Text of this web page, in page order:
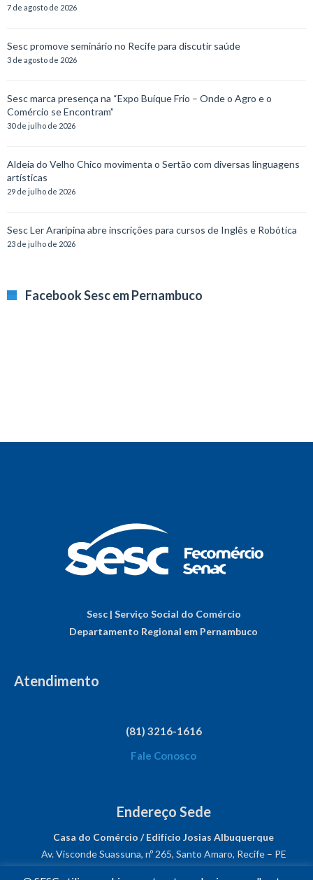
7 de agosto de 2026
Sesc promove seminário no Recife para discutir saúde
3 de agosto de 2026
Sesc marca presença na “Expo Buíque Frio – Onde o Agro e o
Comércio se Encontram”
30 de julho de 2026
Aldeia do Velho Chico movimenta o Sertão com diversas linguagens
artísticas
29 de julho de 2026
Sesc Ler Araripina abre inscrições para cursos de Inglês e Robótica
23 de julho de 2026
Facebook Sesc em Pernambuco
Sesc | Serviço Social do Comércio
Departamento Regional em Pernambuco
Atendimento
(81) 3216-1616
Fale Conosco
Endereço Sede
Casa do Comércio / Edifício Josias Albuquerque
Av. Visconde Suassuna, nº 265, Santo Amaro, Recife – PE